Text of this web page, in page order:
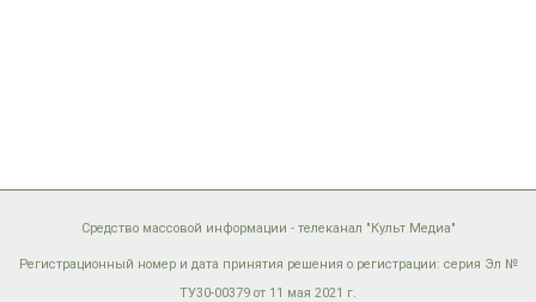
Средство массовой информации - телеканал "Культ Медиа"
Регистрационный номер и дата принятия решения о регистрации: серия Эл №
ТУ30-00379 от 11 мая 2021 г.